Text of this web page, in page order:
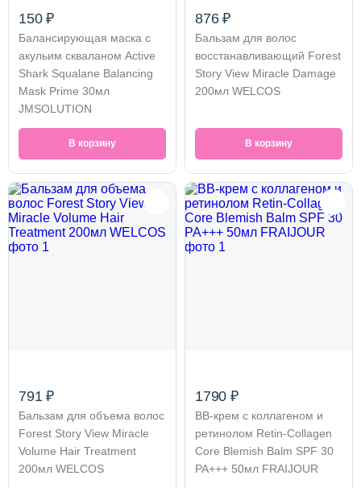
150 ₽
Балансирующая маска с
акульим скваланом Active
Shark Squalane Balancing
Mask Prime 30мл
JMSOLUTION
В корзину
876 ₽
Бальзам для волос
восстанавливающий Forest
Story View Miracle Damage
200мл WELCOS
В корзину
791 ₽
Бальзам для объема волос
Forest Story View Miracle
Volume Hair Treatment
200мл WELCOS
1790 ₽
ВВ-крем с коллагеном и
ретинолом Retin-Collagen
Core Blemish Balm SPF 30
PA+++ 50мл FRAIJOUR